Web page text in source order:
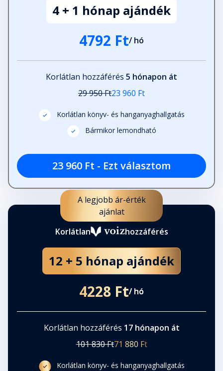
4 + 1 hónap ajándék
4792 Ft/ hó
Korlátlan hozzáférés 5 hónapon át
29 950 Ft23 960 Ft
Korlátlan könyv- és hanganyaghallgatás
Bármikor lemondható
23 960 Ft - Ezt választom
A legjobb ár-érték
ajánlat
Korlátlan
hozzáférés
12 + 5 hónap ajándék
4228 Ft/ hó
Korlátlan hozzáférés 17 hónapon át
101 830 Ft71 880 Ft
Korlátlan könyv- és hanganyaghallgatás